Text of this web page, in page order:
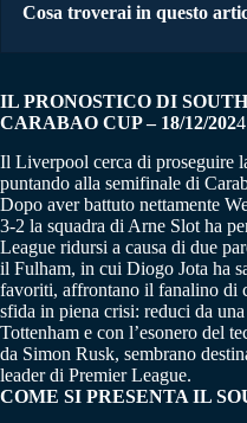
Cosa troverai in questo
IL PRONOSTICO DI
CARABAO CUP – 18/12/2024
Il Liverpool cerca di proseguire
puntando alla semifinale di
Dopo aver battuto nettamente
3-2 la squadra di Arne Slot ha
League ridursi a causa di due
il Fulham, in cui Diogo Jota ha
favoriti, affrontano il fanalino di
sfida in piena crisi: reduci da
Tottenham e con l’esonero del
da Simon Rusk, sembrano
leader di Premier League.
COME SI PRESENTA IL